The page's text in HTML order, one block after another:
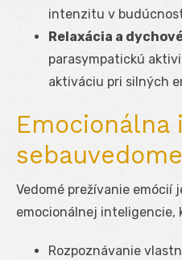
intenzitu v
Relaxácia a
parasympatickú
aktiváciu pri silných
Emocionálna
Vedomé prežívanie emócií
emocionálnej inteligencie,
Rozpoznávanie